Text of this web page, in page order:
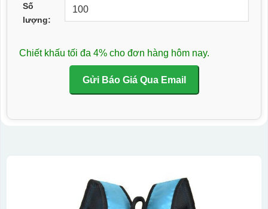
Số
lượng:
Chiết khấu tối đa 4% cho đơn hàng hôm nay.
Gửi Báo Giá Qua Email